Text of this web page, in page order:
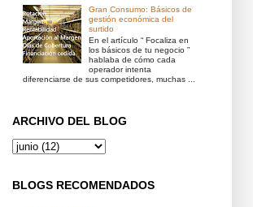
Gran Consumo: Básicos de
gestión económica del
surtido
En el artículo “ Focaliza en
los básicos de tu negocio ”
hablaba de cómo cada
operador intenta
diferenciarse de sus competidores, muchas ...
ARCHIVO DEL BLOG
BLOGS RECOMENDADOS